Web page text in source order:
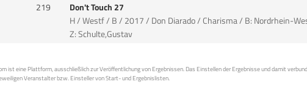
219
Don't Touch 27
H / Westf / B / 2017 / Don Diarado / Charisma / B: Nordrhein-
Z: Schulte,Gustav
ist eine Plattform, ausschließlich zur Veröffentlichung von Ergebnissen. Das Einstellen der Ergebnisse und damit
Veranstalter bzw. Einsteller von Start- und Ergebnislisten.